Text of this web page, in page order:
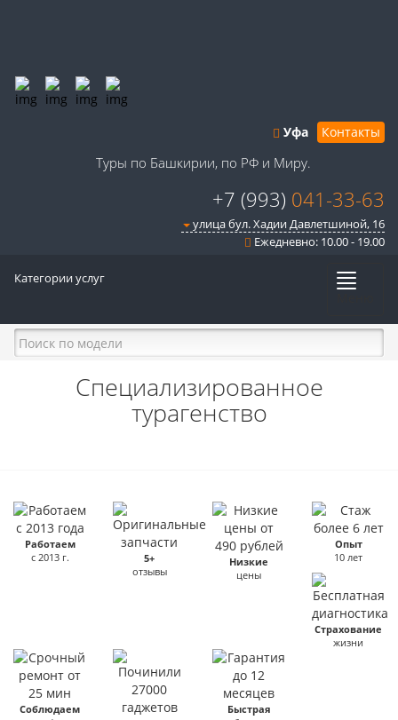
Уфа Контакты
Туры по Башкирии, по РФ и Миру.
+7 (993) 041-33-63
улица бул. Хадии Давлетшиной, 16
Ежедневно: 10.00 - 19.00
Категории услуг
Специализированное
турагенство
Работаем
с 2013 г.
5+
отзывы
Низкие
цены
Опыт
10 лет
Страхование
жизни
Соблюдаем
Быстрая